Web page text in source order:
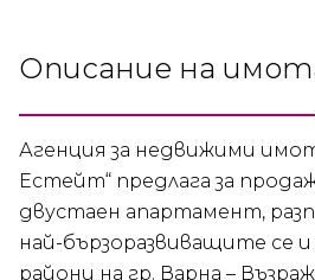
Описание на
Агенция за недвижими
Естейт“ предлага за
двустаен апартамент,
най-бързоразвиващите се
райони на гр. Варна –